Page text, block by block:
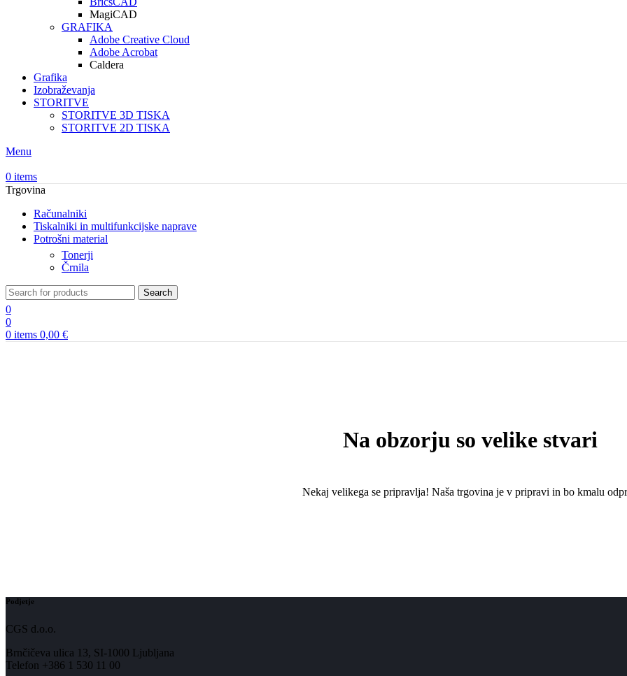
MagiCAD
GRAFIKA
Adobe Creative Cloud
Adobe Acrobat
Caldera
Grafika
Izobraževanja
STORITVE
STORITVE 3D TISKA
STORITVE 2D TISKA
Menu
0 items
Trgovina
Računalniki
Tiskalniki in multifunkcijske naprave
Potrošni material
Tonerji
Črnila
Search
0
0
0 items 0,00 €
Na obzorju so velike stvari
Nekaj ​​velikega se pripravlja! Naša trgovina je v pripravi in ​​bo kmalu
Podjetje
CGS d.o.o.
Brnčičeva ulica 13, SI-1000 Ljubljana
Telefon +386 1 530 11 00